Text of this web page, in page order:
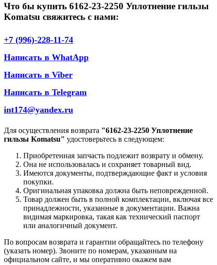
Что бы купить 6162-23-2250 Уплотнение гильзы
Komatsu свяжитесь с нами:
+7 (996)-228-11-74
Написать в WhatApp
Написать в Viber
Написать в Telegram
int174@yandex.ru
Для осуществления возврата "6162-23-2250 Уплотнение
гильзы Komatsu" удостоверьтесь в следующем:
Приобретенная запчасть подлежит возврату и обмену.
Она не использовалась и сохраняет товарный вид.
Имеются документы, подтверждающие факт и условия
покупки.
Оригинальная упаковка должна быть неповрежденной.
Товар должен быть в полной комплектации, включая все
принадлежности, указанные в документации. Важна
видимая маркировка, такая как технический паспорт
или аналогичный документ.
По вопросам возврата и гарантии обращайтесь по телефону
(указать номер). Звоните по номерам, указанным на
официальном сайте, и мы оперативно окажем вам